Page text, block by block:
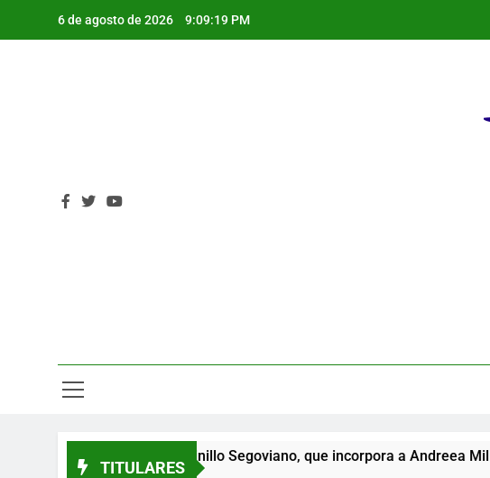
6 de agosto de 2026 9:09:21 PM
Prádena
María
Prádena
TITULARES
El Cochinillo Segoviano, que incorpora a Andreea Milies